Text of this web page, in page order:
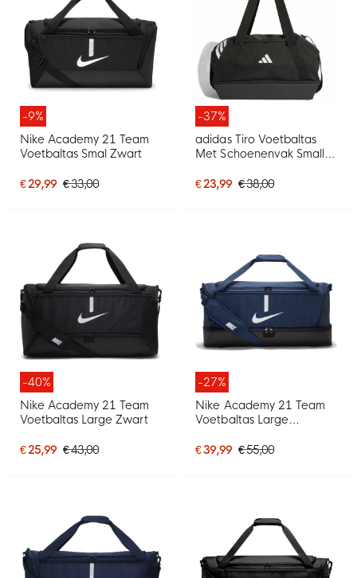
-9%
Nike Academy 21 Team
Voetbaltas Smal Zwart
€ 29,99 € 33,00
-37%
adidas Tiro Voetbaltas
Met Schoenenvak Small
€ 23,99 € 38,00
-40%
Nike Academy 21 Team
Voetbaltas Large Zwart
€ 25,99 € 43,00
-27%
Nike Academy 21 Team
Voetbaltas Large
Donkerblauw
€ 39,99 € 55,00